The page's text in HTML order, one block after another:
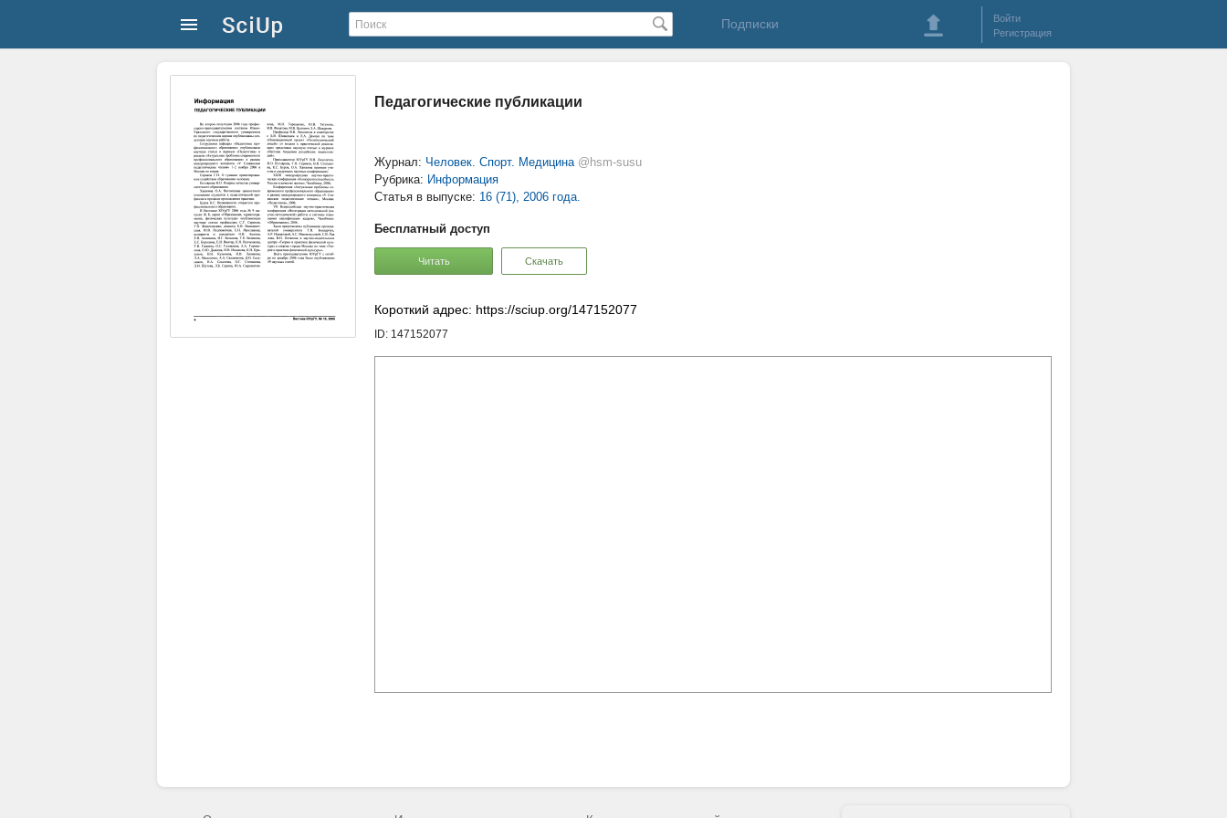
Подписки
Войти
Регистрация
Педагогические публикации
Журнал: Человек. Спорт. Медицина @hsm-susu
Рубрика: Информация
Статья в выпуске: 16 (71), 2006 года.
Бесплатный доступ
Читать Скачать
Короткий адрес: https://sciup.org/147152077
ID: 147152077